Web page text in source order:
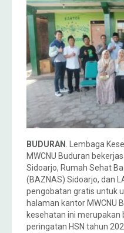
BUDURAN . Lembaga
MWCNU Buduran
Sidoarjo, Rumah Sehat
(BAZNAS) Sidoarjo, dan
pengobatan gratis untuk
halaman kantor MWCNU
kesehatan ini merupakan
peringatan HSN tahun